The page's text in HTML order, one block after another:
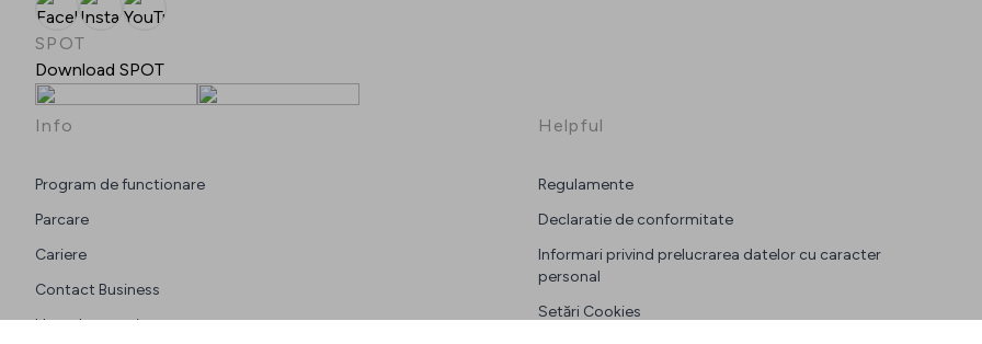
FacebookInstagramYouTube
SPOT
Download SPOT
Info
Program de functionare
Parcare
Cariere
Contact Business
Harta Interactiva
Helpful
Regulamente
Declaratie de conformitate
Informari privind prelucrarea datelor cu caracter
personal
Setări Cookies